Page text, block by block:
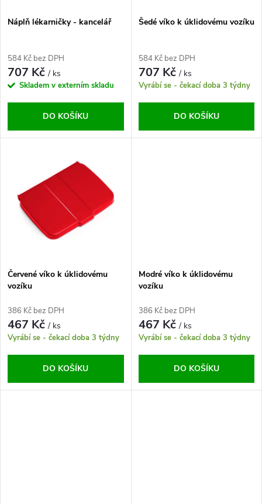
p
r
o
u
s
r
o
d
k
Náplň lékarničky - kancelář
584 Kč bez DPH
707 Kč/ ks
Skladem v externím skladu
DO KOŠÍKU
Šedé víko k úklidovému vozíku
584 Kč bez DPH
707 Kč/ ks
Vyrábí se - čekací doba 3 týdny
DO KOŠÍKU
Červené víko k úklidovému
vozíku
386 Kč bez DPH
467 Kč/ ks
Vyrábí se - čekací doba 3 týdny
DO KOŠÍKU
Modré víko k úklidovému
vozíku
386 Kč bez DPH
467 Kč/ ks
Vyrábí se - čekací doba 3 týdny
DO KOŠÍKU